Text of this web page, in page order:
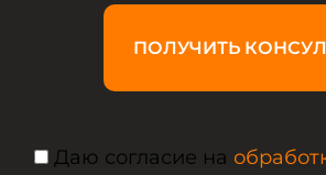
ПОЛУЧИТЬ
Даю согласие на